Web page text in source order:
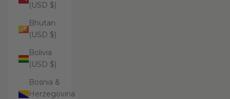
(USD $)
Bhutan
(USD $)
Bolivia
(USD $)
Bosnia &
Herzegovina